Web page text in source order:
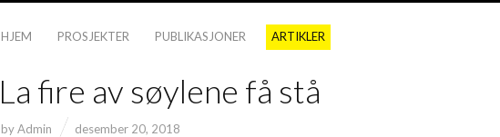
HJEM PROSJEKTER PUBLIKASJONER ARTIKLER
La fire av søylene få stå
byAdmin desember 20, 2018